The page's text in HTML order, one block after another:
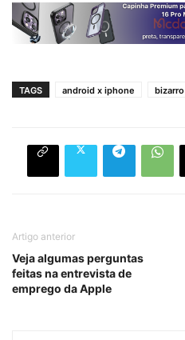
TAGS android x iphone bizarro
Artigo anterior
Veja algumas perguntas
feitas na entrevista de
emprego da Apple